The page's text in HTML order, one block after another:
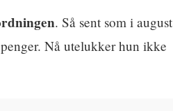
. Så sent som i august
Nå utelukker hun ikke